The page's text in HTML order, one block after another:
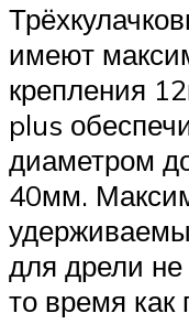
имеют
крепления
plus
диаметром
40мм.
для дрели
то время как